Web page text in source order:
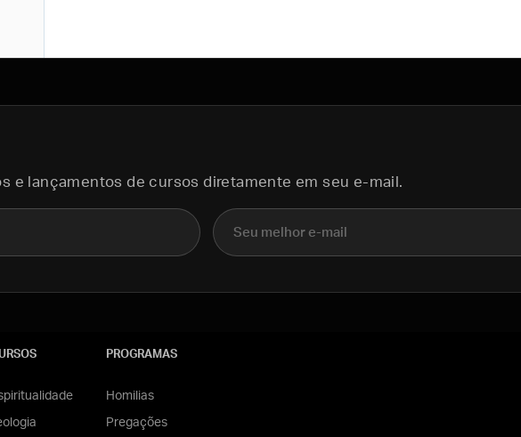
e lançamentos de cursos diretamente em seu e-mail.
E-mail
PROGRAMAS
Homilias
Pregações